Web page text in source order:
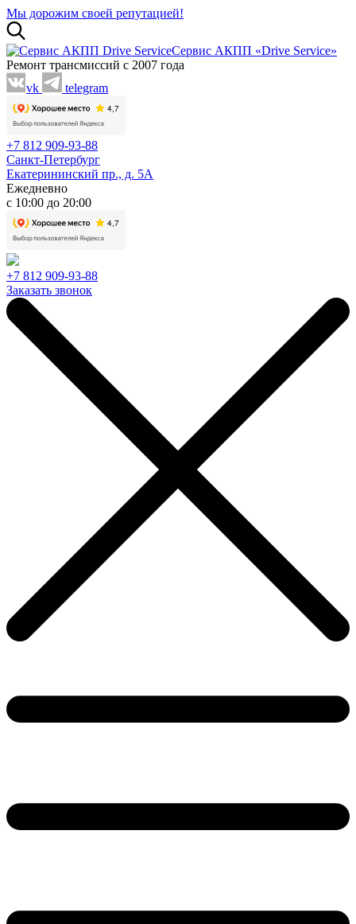
Мы дорожим своей репутацией!
Сервис АКПП «Drive Service»
Ремонт трансмиссий с 2007 года
vk
telegram
+7 812 909-93-88
Санкт-Петербург
Екатерининский пр., д. 5А
Ежедневно
с 10:00 до 20:00
+7 812 909-93-88
Заказать звонок